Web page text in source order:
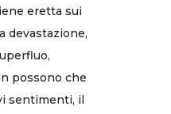
eretta sui
devastazione,
possono che
sentimenti, il